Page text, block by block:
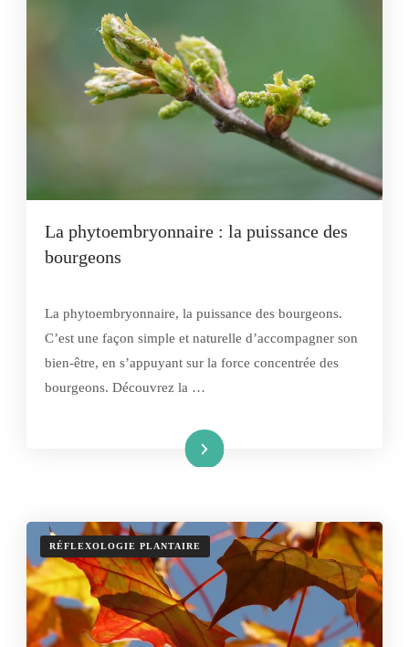
La phytoembryonnaire : la puissance des
bourgeons
La phytoembryonnaire, la puissance des bourgeons.
C’est une façon simple et naturelle d’accompagner son
bien-être, en s’appuyant sur la force concentrée des
bourgeons. Découvrez la …
Lire la suite
RÉFLEXOLOGIE PLANTAIRE